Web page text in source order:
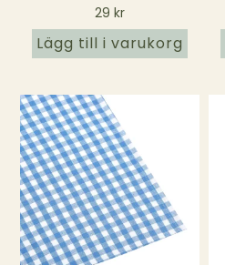
29kr
Lägg till i varukorg